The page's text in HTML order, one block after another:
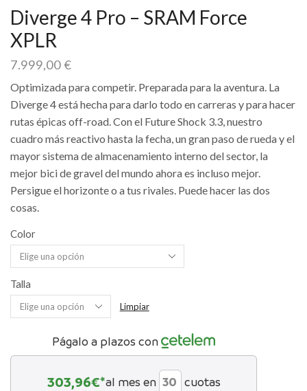
Diverge 4 Pro – SRAM Force
XPLR
7.999,00€
Optimizada para competir. Preparada para la aventura. La
Diverge 4 está hecha para darlo todo en carreras y para hacer
rutas épicas off-road. Con el Future Shock 3.3, nuestro
cuadro más reactivo hasta la fecha, un gran paso de rueda y el
mayor sistema de almacenamiento interno del sector, la
mejor bici de gravel del mundo ahora es incluso mejor.
Persigue el horizonte o a tus rivales. Puede hacer las dos
cosas.
Color
Talla
Limpiar
Págalo a plazos con
303,96€*al mes en cuotas